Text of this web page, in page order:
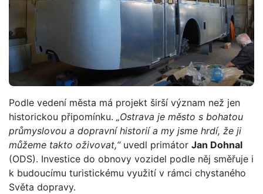
Podle vedení města má projekt širší význam než jen
historickou připomínku. „Ostrava je město s bohatou
průmyslovou a dopravní historií a my jsme hrdí, že ji
můžeme takto oživovat,“uvedl primátor Jan Dohnal
(ODS). Investice do obnovy vozidel podle něj směřuje i
k budoucímu turistickému využití v rámci chystaného
Světa dopravy.